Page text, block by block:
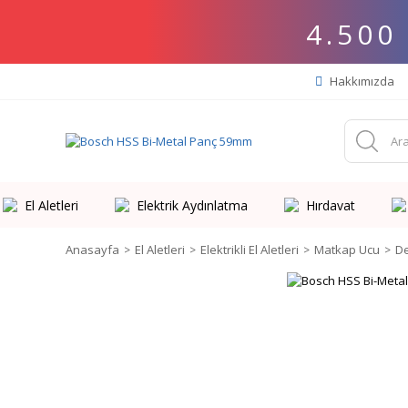
4.500
Hakkımızda
El Aletleri Elektrik Aydınlatma Hırdavat
Anasayfa El Aletleri Elektrikli El Aletleri Matkap Ucu